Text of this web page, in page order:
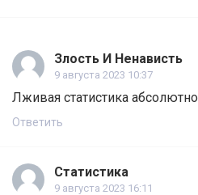
Злость И Ненависть
9 августа 2023 10:37
Лживая статистика абсолютно
Ответить
Статистика
9 августа 2023 16:11